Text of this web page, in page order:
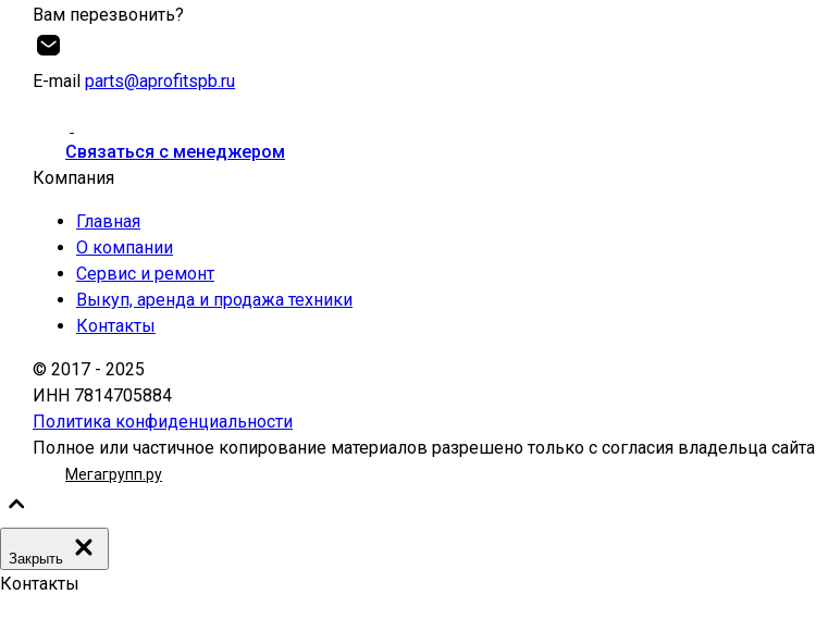
Вам перезвонить?
Е-mail parts@aprofitspb.ru
Связаться с менеджером
Компания
Главная
О компании
Сервис и ремонт
Выкуп, аренда и продажа техники
Контакты
© 2017 - 2025
ИНН 7814705884
Политика конфиденциальности
Полное или частичное копирование материалов разрешено только с согласия владельца сайта
Мегагрупп.ру
Закрыть
Контакты